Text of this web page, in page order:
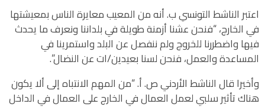
اعتبر الناشط التونسي ب. أنه من المعيب معايرة الناس بمعيشتها
في الخارج، “فنحن عشنا أزمنة طويلة في بلداننا ونعرف ما يحدث
فيها واضطررنا للخروج ولم ننفصل عن البلد واستمرينا في
المساعدة والعمل، فنحن لسنا بعيدين/ات عن النضال”.
وأخيرا قال الناشط الأردني ص. أ. “من المهم الانتباه إلى ألا يكون
هناك تأثير سلبي لعمل العمال في الخارج على العمال في الداخل